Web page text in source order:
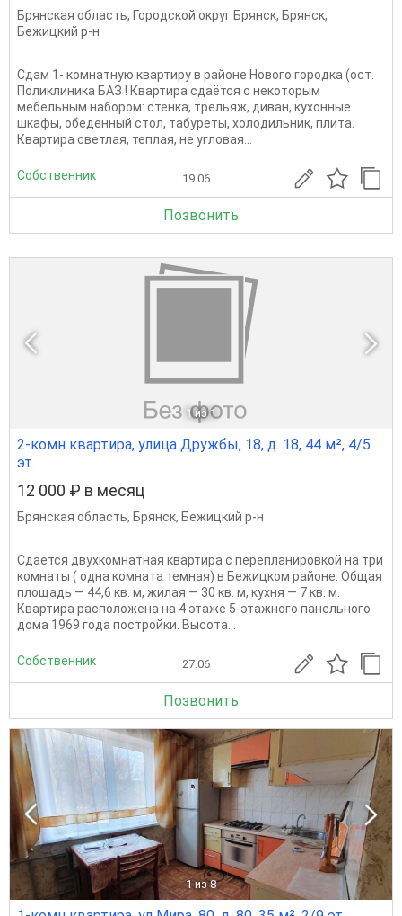
Брянская область, Городской округ Брянск, Брянск,
Бежицкий р-н
Сдам 1- комнатную квартиру в районе Нового городка (ост.
Поликлиника БАЗ ! Квартира сдаётся с некоторым
мебельным набором: стенка, трельяж, диван, кухонные
шкафы, обеденный стол, табуреты, холодильник, плита.
Квартира светлая, теплая, не угловая...
Собственник 19.06
Позвонить
1 из 1
2-комн квартира, улица Дружбы, 18, д. 18, 44 м², 4/5
эт.
12 000 ₽ в месяц
Брянская область, Брянск, Бежицкий р-н
Сдается двухкомнатная квартира с перепланировкой на три
комнаты ( одна комната темная) в Бежицком районе. Общая
площадь — 44,6 кв. м, жилая — 30 кв. м, кухня — 7 кв. м.
Квартира расположена на 4 этаже 5-этажного панельного
дома 1969 года постройки. Высота...
Собственник 27.06
Позвонить
1 из 8